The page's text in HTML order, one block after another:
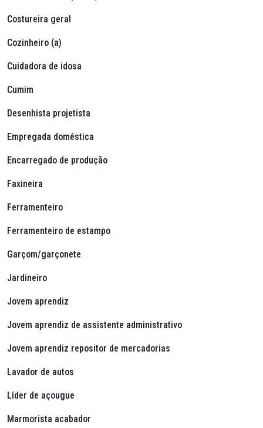
Costureira geral
Cozinheiro (a)
Cuidadora de idosa
Cumim
Desenhista projetista
Empregada doméstica
Encarregado de produção
Faxineira
Ferramenteiro
Ferramenteiro de estampo
Garçom/garçonete
Jardineiro
Jovem aprendiz
Jovem aprendiz de assistente administrativo
Jovem aprendiz repositor de mercadorias
Lavador de autos
Líder de açougue
Marmorista acabador